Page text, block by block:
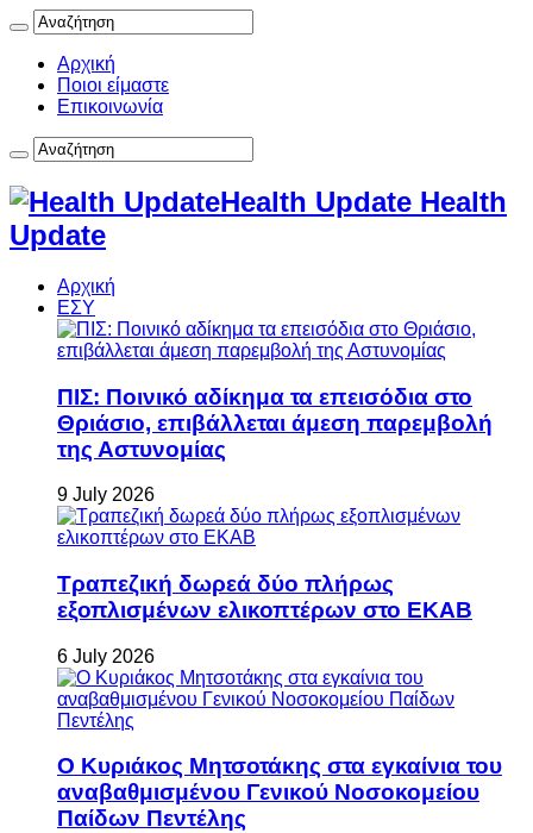
Αρχική
Ποιοι είμαστε
Επικοινωνία
Health Update Health
Update
Αρχική
ΕΣΥ
ΠΙΣ: Ποινικό αδίκημα τα επεισόδια στο
Θριάσιο, επιβάλλεται άμεση παρεμβολή
της Αστυνομίας
9 July 2026
Τραπεζική δωρεά δύο πλήρως
εξοπλισμένων ελικοπτέρων στο ΕΚΑΒ
6 July 2026
Ο Κυριάκος Μητσοτάκης στα εγκαίνια του
αναβαθμισμένου Γενικού Νοσοκομείου
Παίδων Πεντέλης